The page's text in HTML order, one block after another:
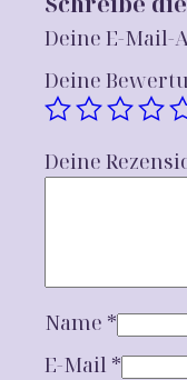
Deine E-
Deine
Deine
Name *
E-Mail *